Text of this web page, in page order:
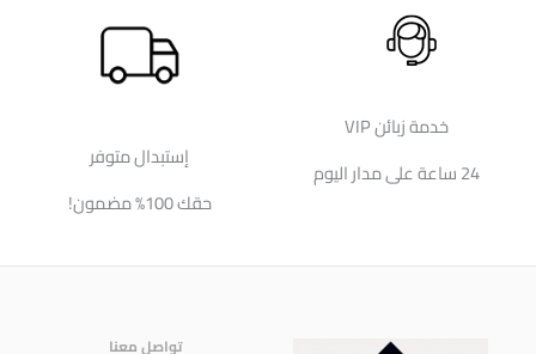
خدمة زبائن VIP
24 ساعة على مدار اليوم
إستبدال متوفر
حقك 100% مضمون!
تواصل معنا